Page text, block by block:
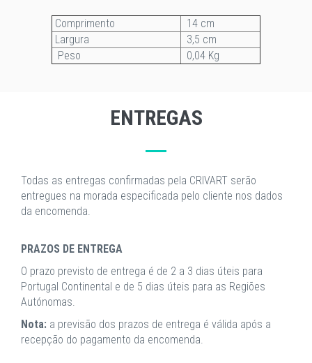
Comprimento
14 cm
Largura
3,5 cm
Peso
0,04 Kg
ENTREGAS
Todas as entregas confirmadas pela CRIVART serão
entregues na morada especificada pelo cliente nos dados
da encomenda.
PRAZOS DE ENTREGA
O prazo previsto de entrega é de 2 a 3 dias úteis para
Portugal Continental e de 5 dias úteis para as Regiões
Autónomas.
Nota: a previsão dos prazos de entrega é válida após a
recepção do pagamento da encomenda.